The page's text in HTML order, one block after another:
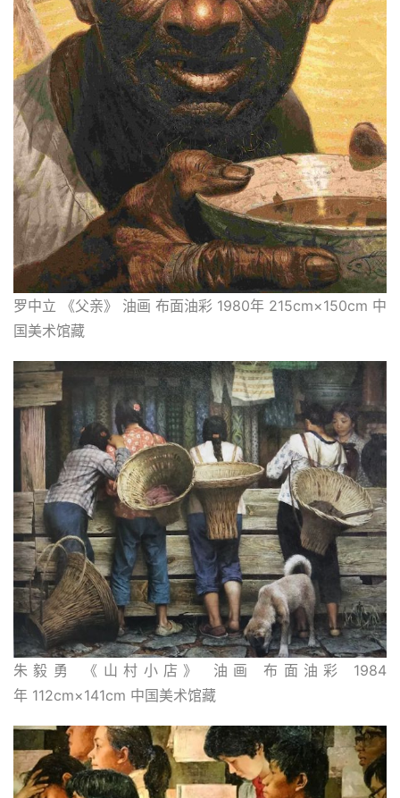
罗中立 《父亲》 油画 布面油彩 1980年 215cm×150cm 中
国美术馆藏
朱毅勇 《山村小店》 油画 布面油彩 1984
年 112cm×141cm 中国美术馆藏